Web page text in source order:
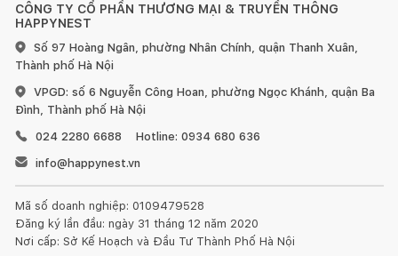
Sử dụng vải khô để làm sạch bề mặt gỗ ngay khi bị bẩn.
dùng sáp và xi bóng gỗ để chà sạch và làm mới ít nhất 6 tháng
một lần.
CÔNG TY CỔ PHẦN THƯƠNG MẠI & TRUYỀN THÔNG
HAPPYNEST
Số 97 Hoàng Ngân, phường Nhân Chính, quận Thanh Xuân,
Thành phố Hà Nội
VPGD: số 6 Nguyễn Công Hoan, phường Ngọc Khánh, quận Ba
Đình, Thành phố Hà Nội
024 2280 6688
Hotline: 0934 680 636
info@happynest.vn
Mã số doanh nghiệp: 0109479528
Đăng ký lần đầu: ngày 31 tháng 12 năm 2020
Nơi cấp: Sở Kế Hoạch và Đầu Tư Thành Phố Hà Nội